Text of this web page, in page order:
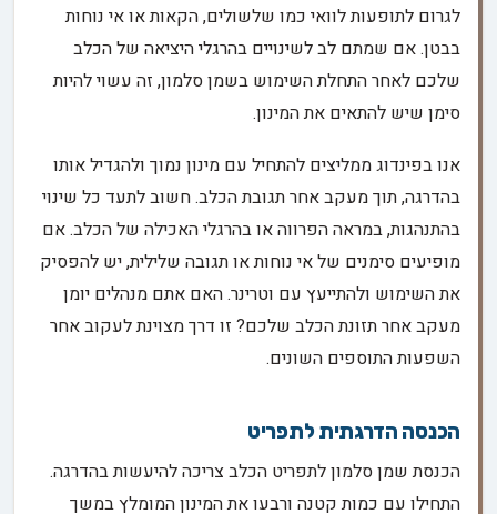
לגרום לתופעות לוואי כמו שלשולים, הקאות או אי נוחות
בבטן. אם שמתם לב לשינויים בהרגלי היציאה של הכלב
שלכם לאחר התחלת השימוש בשמן סלמון, זה עשוי להיות
סימן שיש להתאים את המינון.
אנו בפינדוג ממליצים להתחיל עם מינון נמוך ולהגדיל אותו
בהדרגה, תוך מעקב אחר תגובת הכלב. חשוב לתעד כל שינוי
בהתנהגות, במראה הפרווה או בהרגלי האכילה של הכלב. אם
מופיעים סימנים של אי נוחות או תגובה שלילית, יש להפסיק
את השימוש ולהתייעץ עם וטרינר. האם אתם מנהלים יומן
מעקב אחר תזונת הכלב שלכם? זו דרך מצוינת לעקוב אחר
השפעות התוספים השונים.
הכנסה הדרגתית לתפריט
הכנסת שמן סלמון לתפריט הכלב צריכה להיעשות בהדרגה.
התחילו עם כמות קטנה ורבעו את המינון המומלץ במשך